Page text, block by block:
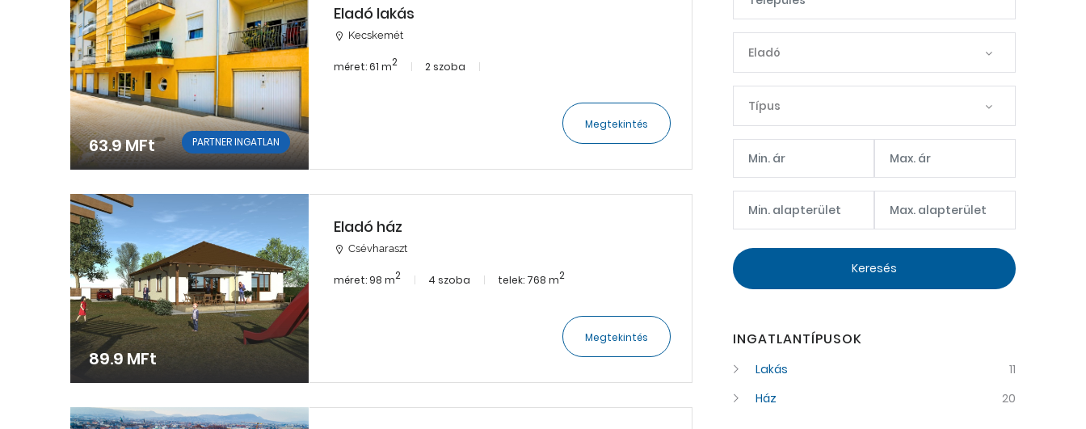
63.9 MFt PARTNER INGATLAN
Eladó lakás
Kecskemét
méret: 61 m2 2 szoba
Megtekintés
89.9 MFt
Eladó ház
Csévharaszt
méret: 98 m2 4 szoba telek: 768 m2
Megtekintés
Eladó
Típus
Keresés
INGATLANTÍPUSOK
Lakás
11
Ház
20